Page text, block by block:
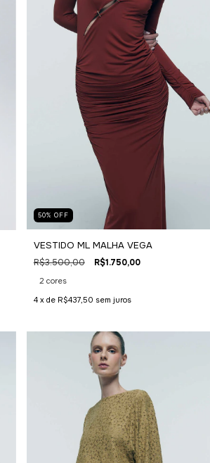
50% OFF
VESTIDO ML MALHA VEGA
R$3.500,00 R$1.750,00
2 cores
4 x de R$437,50 sem juros